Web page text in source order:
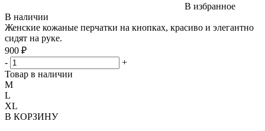
В избранное
В наличии
Женские кожаные перчатки на кнопках, красиво и элегантно
сидят на руке.
900 ₽
-
+
Товар в наличии
M
L
XL
В КОРЗИНУ